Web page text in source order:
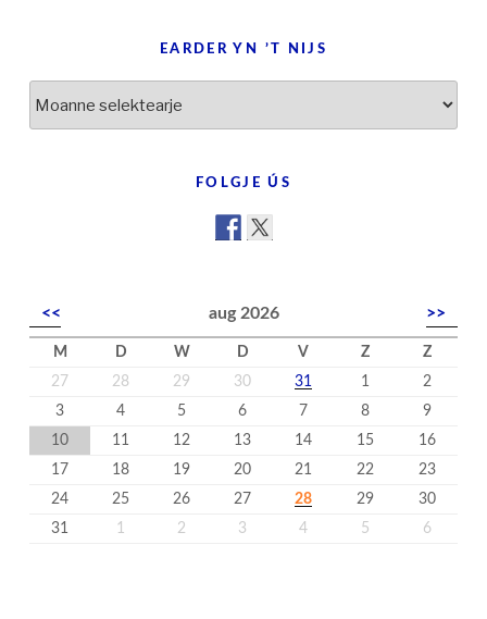
EARDER YN ’T NIJS
yn
FOLGJE ÚS
<< aug 2026 >>
M D W D V Z
Z
27
28 29 30 31 1
2
3
4 5 6 7 8
9
10
11 12 13 14 15
16
17
18 19 20 21 22
23
24
25 26 27 28 29
30
31
1 2 3 4 5 6